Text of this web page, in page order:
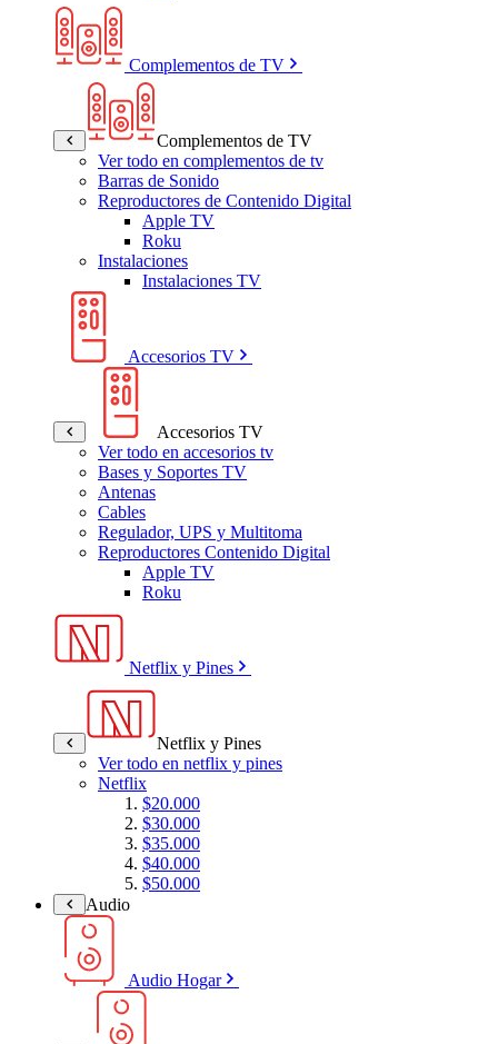
Complementos de TV
Complementos de TV
Ver todo en complementos de tv
Barras de Sonido
Reproductores de Contenido Digital
Apple TV
Roku
Instalaciones
Instalaciones TV
Accesorios TV
Accesorios TV
Ver todo en accesorios tv
Bases y Soportes TV
Antenas
Cables
Regulador, UPS y Multitoma
Reproductores Contenido Digital
Apple TV
Roku
Netflix y Pines
Netflix y Pines
Ver todo en netflix y pines
Netflix
$20.000
$30.000
$35.000
$40.000
$50.000
Audio
Audio Hogar